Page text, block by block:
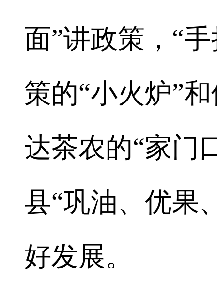
面”讲政策，“
策的“小火炉”
达茶农的“家门
县“巩油、优果
好发展。